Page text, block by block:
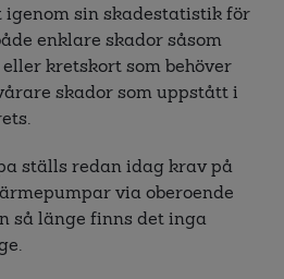
sin skadestatistik för
enklare skador såsom
kretskort som behöver
skador som uppstått i
ställs redan idag krav på
via oberoende
så länge finns det inga